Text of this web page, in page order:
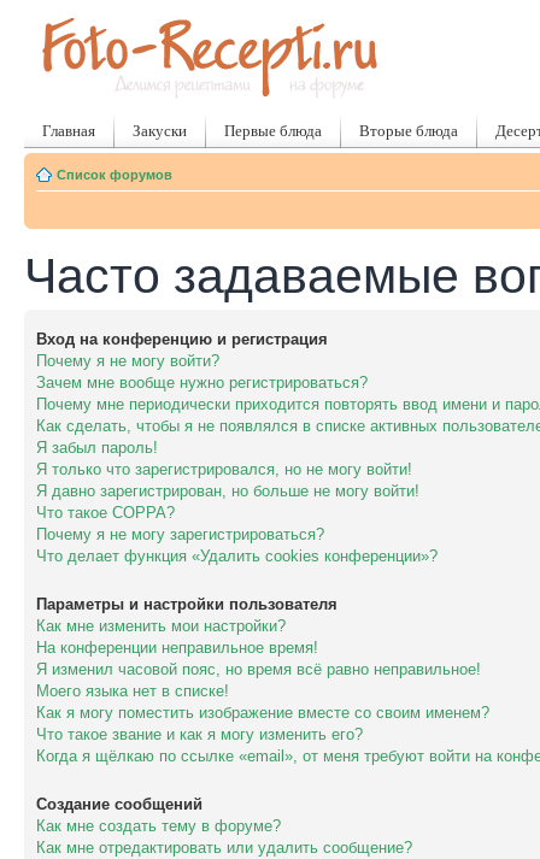
Главная Закуски Первые блюда Вторые блюда
Список форумов
Часто задаваемые
Вход на конференцию и регистрация
Почему я не могу войти?
Зачем мне вообще нужно регистрироваться?
Почему мне периодически приходится повторять ввод имени и
Как сделать, чтобы я не появлялся в списке активных
Я забыл пароль!
Я только что зарегистрировался, но не могу войти!
Я давно зарегистрирован, но больше не могу войти!
Что такое COPPA?
Почему я не могу зарегистрироваться?
Что делает функция «Удалить cookies конференции»?
Параметры и настройки пользователя
Как мне изменить мои настройки?
На конференции неправильное время!
Я изменил часовой пояс, но время всё равно неправильное!
Моего языка нет в списке!
Как я могу поместить изображение вместе со своим именем?
Что такое звание и как я могу изменить его?
Когда я щёлкаю по ссылке «email», от меня требуют войти на
Создание сообщений
Как мне создать тему в форуме?
Как мне отредактировать или удалить сообщение?